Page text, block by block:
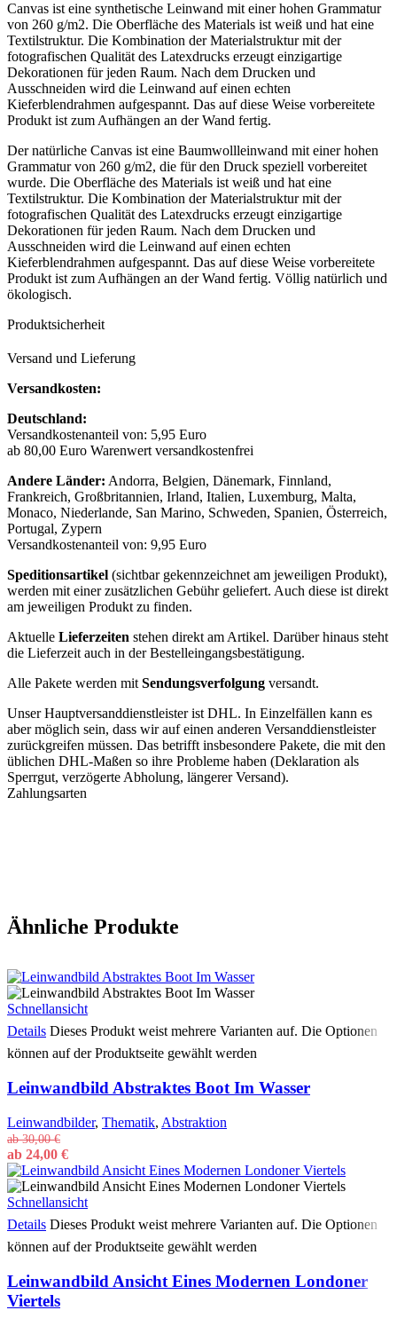
Canvas ist eine synthetische Leinwand mit einer hohen Grammatur
von 260 g/m2. Die Oberfläche des Materials ist weiß und hat eine
Textilstruktur. Die Kombination der Materialstruktur mit der
fotografischen Qualität des Latexdrucks erzeugt einzigartige
Dekorationen für jeden Raum. Nach dem Drucken und
Ausschneiden wird die Leinwand auf einen echten
Kieferblendrahmen aufgespannt. Das auf diese Weise vorbereitete
Produkt ist zum Aufhängen an der Wand fertig.
Der natürliche Canvas ist eine Baumwollleinwand mit einer hohen
Grammatur von 260 g/m2, die für den Druck speziell vorbereitet
wurde. Die Oberfläche des Materials ist weiß und hat eine
Textilstruktur. Die Kombination der Materialstruktur mit der
fotografischen Qualität des Latexdrucks erzeugt einzigartige
Dekorationen für jeden Raum. Nach dem Drucken und
Ausschneiden wird die Leinwand auf einen echten
Kieferblendrahmen aufgespannt. Das auf diese Weise vorbereitete
Produkt ist zum Aufhängen an der Wand fertig. Völlig natürlich und
ökologisch.
Produktsicherheit
Versand und Lieferung
Versandkosten:
Deutschland:
Versandkostenanteil von: 5,95 Euro
ab 80,00 Euro Warenwert versandkostenfrei
Andere Länder: Andorra, Belgien, Dänemark, Finnland,
Frankreich, Großbritannien, Irland, Italien, Luxemburg, Malta,
Monaco, Niederlande, San Marino, Schweden, Spanien, Österreich,
Portugal, Zypern
Versandkostenanteil von: 9,95 Euro
Speditionsartikel (sichtbar gekennzeichnet am jeweiligen Produkt),
werden mit einer zusätzlichen Gebühr geliefert. Auch diese ist direkt
am jeweiligen Produkt zu finden.
Aktuelle Lieferzeiten stehen direkt am Artikel. Darüber hinaus steht
die Lieferzeit auch in der Bestelleingangsbestätigung.
Alle Pakete werden mit Sendungsverfolgung versandt.
Unser Hauptversanddienstleister ist DHL. In Einzelfällen kann es
aber möglich sein, dass wir auf einen anderen Versanddienstleister
zurückgreifen müssen. Das betrifft insbesondere Pakete, die mit den
üblichen DHL-Maßen so ihre Probleme haben (Deklaration als
Sperrgut, verzögerte Abholung, längerer Versand).
Zahlungsarten
Ähnliche Produkte
Schnellansicht
Details Dieses Produkt weist mehrere Varianten auf. Die Optionen
können auf der Produktseite gewählt werden
Leinwandbild Abstraktes Boot Im Wasser
Leinwandbilder, Thematik, Abstraktion
ab30,00€
ab 24,00 €
Schnellansicht
Details Dieses Produkt weist mehrere Varianten auf. Die Optionen
können auf der Produktseite gewählt werden
Leinwandbild Ansicht Eines Modernen Londoner
Viertels